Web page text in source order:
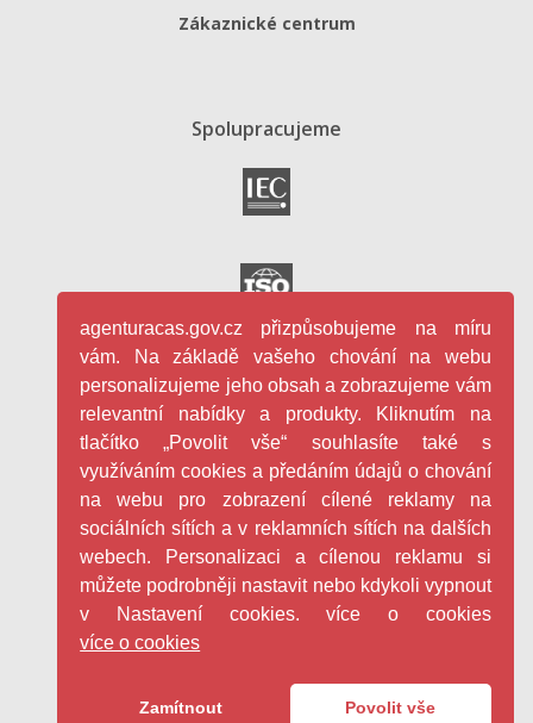
Zákaznické centrum
Spolupracujeme
Copyright ©2026Česká agentura pro standardizaci s.p.o.
agenturacas.gov.cz přizpůsobujeme na míru
vám. Na základě vašeho chování na webu
personalizujeme jeho obsah a zobrazujeme vám
relevantní nabídky a produkty. Kliknutím na
tlačítko „Povolit vše“ souhlasíte také s
využíváním cookies a předáním údajů o chování
na webu pro zobrazení cílené reklamy na
sociálních sítích a v reklamních sítích na dalších
webech. Personalizaci a cílenou reklamu si
můžete podrobněji nastavit nebo kdykoli vypnout
v Nastavení cookies. více o cookies
více o cookies
Zamítnout Povolit vše